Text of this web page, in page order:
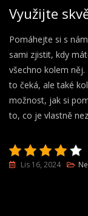
Využijte
Pomáhejte si s
sami zjistit, kdy
všechno kolem
to čeká, ale také
možnost, jak si
to, co je vlastně
Lis 16, 2024